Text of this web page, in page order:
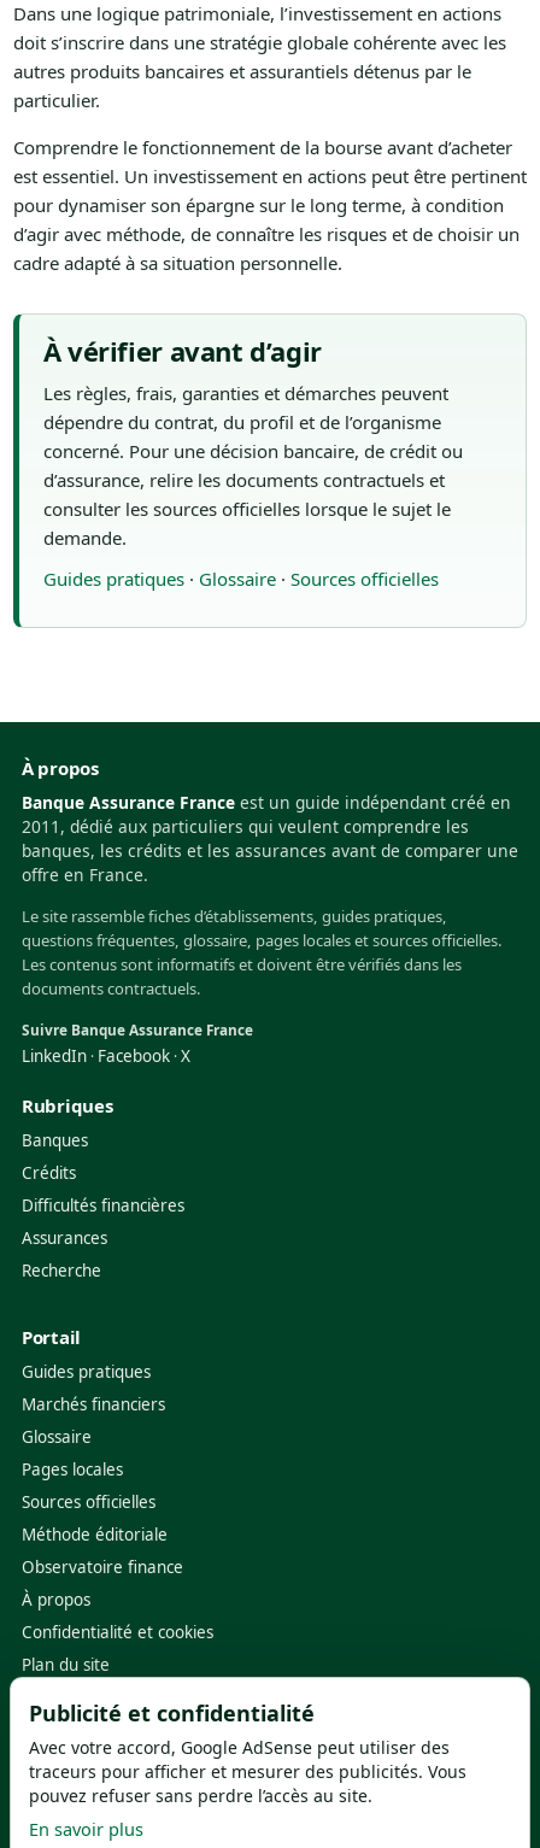
Dans une logique patrimoniale, l’investissement en actions
doit s’inscrire dans une stratégie globale cohérente avec les
autres produits bancaires et assurantiels détenus par le
particulier.
Comprendre le fonctionnement de la bourse avant d’acheter
est essentiel. Un investissement en actions peut être pertinent
pour dynamiser son épargne sur le long terme, à condition
d’agir avec méthode, de connaître les risques et de choisir un
cadre adapté à sa situation personnelle.
À vérifier avant d’agir
Les règles, frais, garanties et démarches peuvent
dépendre du contrat, du profil et de l’organisme
concerné. Pour une décision bancaire, de crédit ou
d’assurance, relire les documents contractuels et
consulter les sources officielles lorsque le sujet le
demande.
Guides pratiques· Glossaire· Sources officielles
À propos
Banque Assurance France est un guide indépendant créé en
2011, dédié aux particuliers qui veulent comprendre les
banques, les crédits et les assurances avant de comparer une
offre en France.
Le site rassemble fiches d’établissements, guides pratiques,
questions fréquentes, glossaire, pages locales et sources officielles.
Les contenus sont informatifs et doivent être vérifiés dans les
documents contractuels.
Suivre Banque Assurance France
LinkedIn · Facebook ·X
Rubriques
Banques
Crédits
Difficultés financières
Assurances
Recherche
Portail
Guides pratiques
Marchés financiers
Glossaire
Pages locales
Sources officielles
Méthode éditoriale
Observatoire finance
À propos
Confidentialité et cookies
Plan du site
Banque de France·ACPR
ABE Info Service·FGDR
Service-Public.fr·
Publicité et confidentialité
Avec votre accord, Google AdSense peut utiliser des
traceurs pour afficher et mesurer des publicités. Vous
pouvez refuser sans perdre l’accès au site.
En savoir plus